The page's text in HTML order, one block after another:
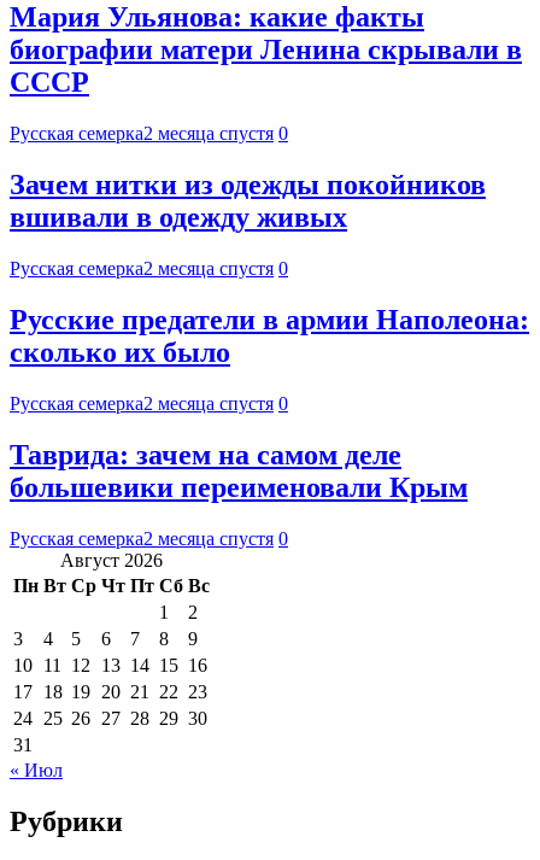
Мария Ульянова: какие факты
биографии матери Ленина скрывали в
СССР
Русская семерка2 месяца спустя 0
Зачем нитки из одежды покойников
вшивали в одежду живых
Русская семерка2 месяца спустя 0
Русские предатели в армии Наполеона:
сколько их было
Русская семерка2 месяца спустя 0
Таврида: зачем на самом деле
большевики переименовали Крым
Русская семерка2 месяца спустя 0
Август 2026
Пн Вт Ср Чт Пт Сб Вс
1
2
3
4 5 6 7 8
9
10 11 12 13 14 15 16
17 18 19 20 21 22 23
24 25 26 27 28 29 30
31
« Июл
Рубрики